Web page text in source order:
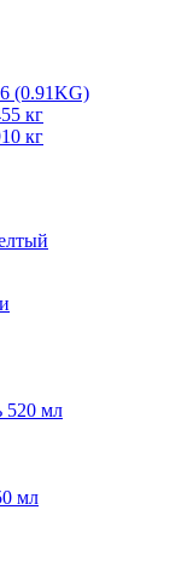
(0.91KG)
кг
кг
520 мл
мл